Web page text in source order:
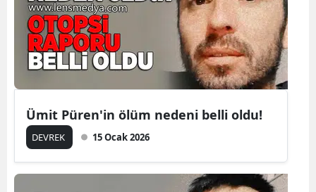
Ümit Püren'in ölüm nedeni belli oldu!
DEVREK 15 Ocak 2026